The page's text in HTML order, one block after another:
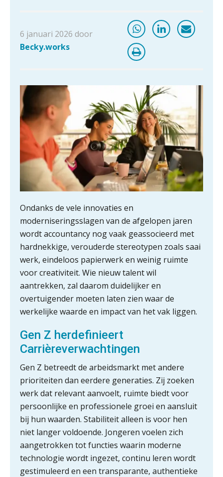
6 januari 2026 door
Becky.works
Ondanks de vele innovaties en
moderniseringsslagen van de afgelopen jaren
wordt accountancy nog vaak geassocieerd met
hardnekkige, verouderde stereotypen zoals saai
werk, eindeloos papierwerk en weinig ruimte
voor creativiteit. Wie nieuw talent wil
aantrekken, zal daarom duidelijker en
overtuigender moeten laten zien waar de
werkelijke waarde en impact van het vak liggen.
Gen Z herdefinieert
Carrièreverwachtingen
Gen Z betreedt de arbeidsmarkt met andere
prioriteiten dan eerdere generaties. Zij zoeken
werk dat relevant aanvoelt, ruimte biedt voor
persoonlijke en professionele groei en aansluit
bij hun waarden. Stabiliteit alleen is voor hen
niet langer voldoende. Jongeren voelen zich
aangetrokken tot functies waarin moderne
technologie wordt ingezet, continu leren wordt
gestimuleerd en een transparante, authentieke
Private equity in accountancy: drie
spanningsvelden die het vak
veranderen
ICT & AI | “Wie bewust kiest, kiest
voor toekomstbestendigheid”
ICT & AI | Waarom inzicht nog geen
advies is
ICT & AI | De accountant als
rekenwonder
Dashboard voor
administratiekantoren: al je klanten in
één overzicht
De vijf grootste uitdagingen in
capaciteitsplanning
Yousri Mandour: “Verandering begint
waar het schuurt”
Waarom het huidige verdienmodel
van accountants verleden tijd is
Wie is de eerste? De AI-revolutie
waar elk kantoor op wacht.
Hoe standaardisering de stille
revolutie in finance ontketende
‘De accountant is essentieel voor
ondernemers in het mkb’